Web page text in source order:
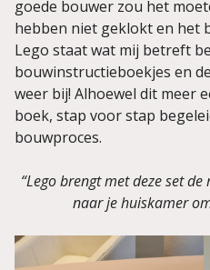
goede bouwer zou het
hebben niet geklokt en het
Lego staat wat mij betreft
bouwinstructieboekjes en
weer bij! Alhoewel dit meer
boek, stap voor stap
bouwproces.
“Lego brengt met deze set
naar je huiskamer